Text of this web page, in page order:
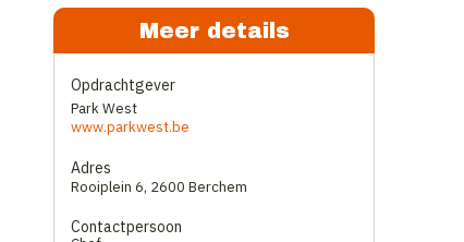
Meer details
Opdrachtgever
Park West
www.parkwest.be
Adres
Rooiplein 6, 2600 Berchem
Contactpersoon